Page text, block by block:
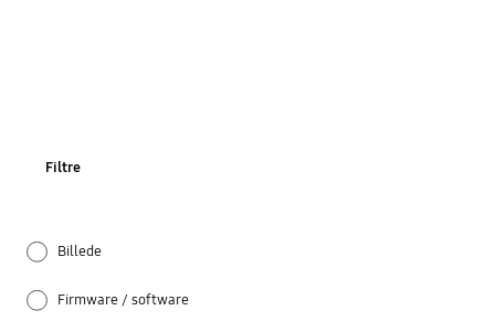
Filtre
Billede
Firmware / software